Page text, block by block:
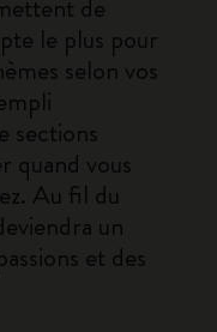
de
le plus pour
selon vos
sections
quand vous
Au fil du
un
et des